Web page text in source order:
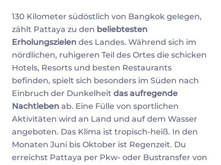
130 Kilometer südöstlich von Bangkok gelegen,
zählt Pattaya zu den beliebtesten
Erholungszielen des Landes. Während sich im
nördlichen, ruhigeren Teil des Ortes die schicken
Hotels, Resorts und besten Restaurants
befinden, spielt sich besonders im Süden nach
Einbruch der Dunkelheit das aufregende
Nachtleben ab. Eine Fülle von sportlichen
Aktivitäten wird an Land und auf dem Wasser
angeboten. Das Klima ist tropisch-heiß. In den
Monaten Juni bis Oktober ist Regenzeit. Du
erreichst Pattaya per Pkw- oder Bustransfer von